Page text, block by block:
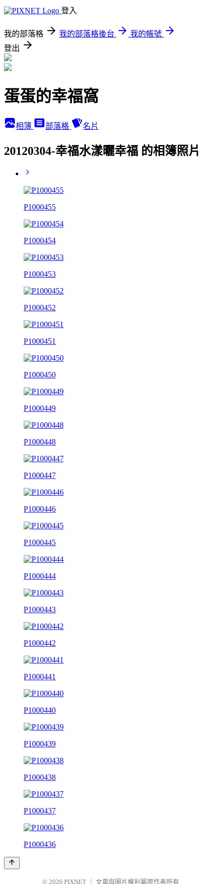
登入
我的部落格 我的部落格後台
我的帳號
登出
蛋蛋的幸福窩
相簿 部落格 名片
20120304-幸福水漾曬幸福 的相簿照片
P1000455
P1000454
P1000453
P1000452
P1000451
P1000450
P1000449
P1000448
P1000447
P1000446
P1000445
P1000444
P1000443
P1000442
P1000441
P1000440
P1000439
P1000438
P1000437
P1000436
© 2026 PIXNET 文章與圖片權利屬原作者所有